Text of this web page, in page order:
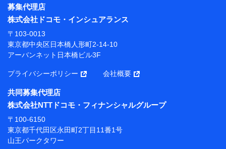
【利用目的】
当社または株式会社NTTドコモ・フィナンシャルグルー
プが提供する保険関連サービスにおけるユーザー登録受
付および管理のため
当社または株式会社NTTドコモ・フィナンシャルグルー
携会社の保険その他に関する情報を提供するため、また
維持管理等の委託業務遂行のため、またそれらに付帯、
関連する当社または株式会社NTTドコモ・フィナンシャ
ルグループおよび提携会社のサービスを案内、提供する
ため
（各サービスで取得したサービス利用履歴、ウェブサイ
トの閲覧履歴、購買履歴、ご契約内容等のパーソナルデ
ータを分析して、お客さまの趣味・嗜好・傾向に応じた
募集代理店
株式会社ドコモ・インシュアランス
〒103-0013
東京都中央区日本橋人形町2-14-10
アーバンネット日本橋ビル3F
プライバシーポリシー 会社概要
共同募集代理店
株式会社NTTドコモ・フィナンシャルグループ
〒100-6150
東京都千代田区永田町2丁目11番1号
山王パークタワー